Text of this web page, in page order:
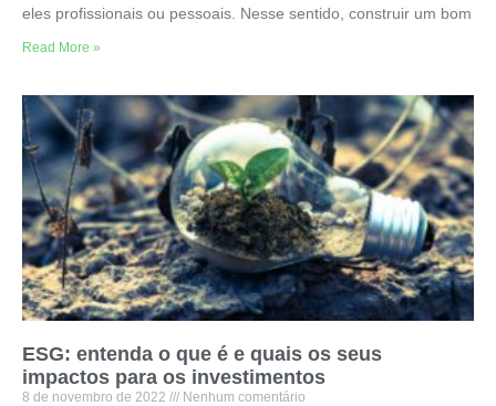
eles profissionais ou pessoais. Nesse sentido, construir um bom
Read More »
ESG: entenda o que é e quais os seus
impactos para os investimentos
8 de novembro de 2022 Nenhum comentário